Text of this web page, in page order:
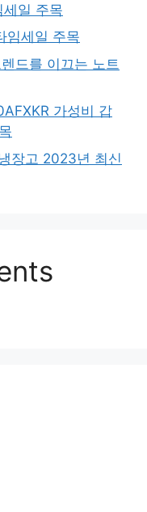
일 주목
임세일 주목
드를 이끄는 노트
가성비 갑
장고 2023년 최신